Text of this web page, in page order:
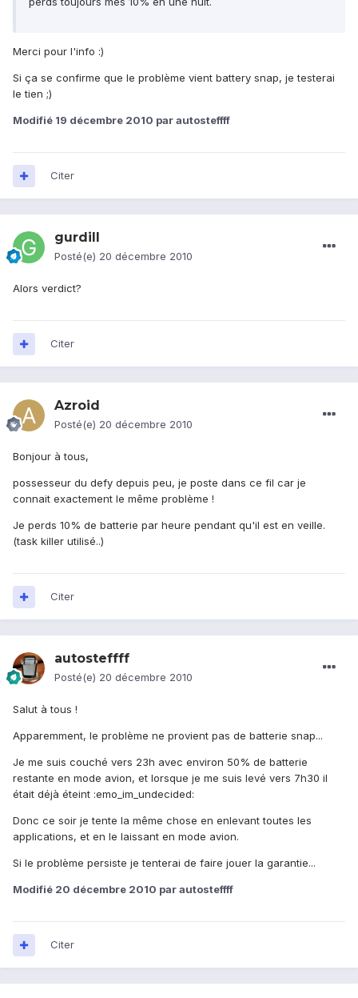
Merci pour l'info :)
Si ça se confirme que le problème vient battery snap, je testerai
le tien ;)
Modifié 19 décembre 2010 par autosteffff
Citer
gurdill
Posté(e) 20 décembre 2010
Alors verdict?
Citer
Azroid
Posté(e) 20 décembre 2010
Bonjour à tous,
possesseur du defy depuis peu, je poste dans ce fil car je
connait exactement le même problème !
Je perds 10% de batterie par heure pendant qu'il est en veille.
(task killer utilisé..)
Citer
autosteffff
Posté(e) 20 décembre 2010
Salut à tous !
Apparemment, le problème ne provient pas de batterie snap...
Je me suis couché vers 23h avec environ 50% de batterie
restante en mode avion, et lorsque je me suis levé vers 7h30 il
était déjà éteint :emo_im_undecided:
Donc ce soir je tente la même chose en enlevant toutes les
applications, et en le laissant en mode avion.
Si le problème persiste je tenterai de faire jouer la garantie...
Modifié 20 décembre 2010 par autosteffff
Citer